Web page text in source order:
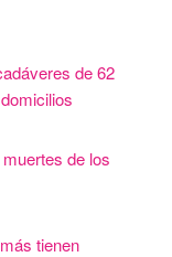
de 62
de los
tienen